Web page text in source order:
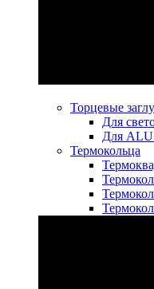
Торцевые
Для
Для ALU
Термокольца